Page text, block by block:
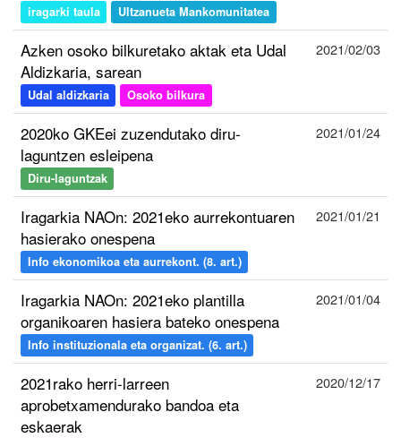
iragarki taula Ultzanueta Mankomunitatea
Azken osoko bilkuretako aktak eta Udal
Aldizkaria, sarean
Udal aldizkaria Osoko bilkura
2021/02/03
2020ko GKEei zuzendutako diru-
laguntzen esleipena
Diru-laguntzak
2021/01/24
Iragarkia NAOn: 2021eko aurrekontuaren
hasierako onespena
Info ekonomikoa eta aurrekont. (8. art.)
2021/01/21
Iragarkia NAOn: 2021eko plantilla
organikoaren hasiera bateko onespena
Info instituzionala eta organizat. (6. art.)
2021/01/04
2021rako herri-larreen
aprobetxamendurako bandoa eta
eskaerak
2020/12/17